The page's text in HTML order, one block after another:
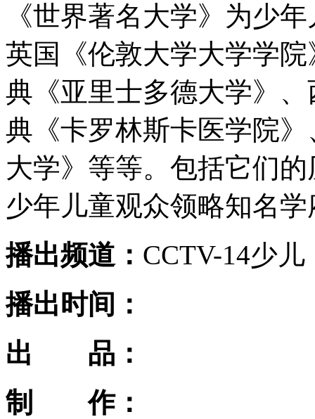
《世界著名大学》为少
英国《伦敦大学大学学
典《亚里士多德大学》
典《卡罗林斯卡医学院
大学》等等。包括它们
少年儿童观众领略知名
播出频道： CCTV-14少儿
播出时间：
出 品：
制 作：